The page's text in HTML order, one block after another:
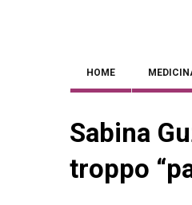
HOME
Sabina
troppo